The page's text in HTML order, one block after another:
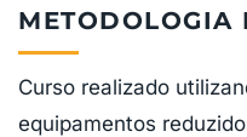
METODOLOGIA
Curso realizado
equipamentos